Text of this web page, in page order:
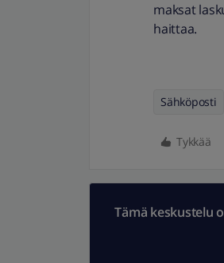
maksat
haittaa.
Sähköposti
Tykkää
Tämä keskustelu